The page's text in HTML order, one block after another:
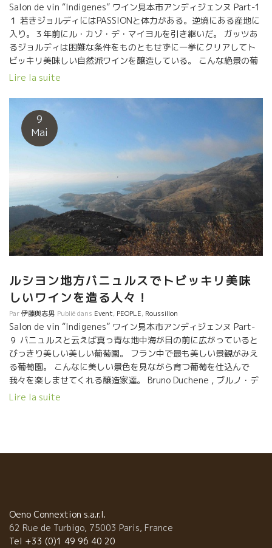
Salon de vin “Indigenes” ワイン見本市アンディジェンヌ Part-1
１ 若きジョルディにはPASSIONと体力がある。逆境にある産地に
入り。３年前にル・カゾ・デ・マイヨルを引き継いだ。 ガッツあ
るジョルディは困難な条件をものともせずに一挙にクリアしてト
ビッキリ美味しい自然派ワインを醸造している。 こんな絶景の葡
萄園なら厳しい傾斜の仕事も苦にならない。 樹齢が古く根っ子が
ミネラル感は他の地方では絶対にでない特徴を備えている。 ワイ
ンが濃くても、薄めでもスーット真っ直ぐに伸びていく爽やかさ
を与えてくれる。 Rose de Zazaロゼ・ド・ザザ 赤葡萄のシラー
品種と白葡萄のマルサンヌをプレスしたジュースを発酵させたロ
ゼ。 淡いロゼ色が美しくミネラル感でしめてあるスタイル。和食
にはピッタリ。 Comax Ethylix コマックス・エティリックス 同じ
く赤葡萄のシラー品種と白葡萄のマルサンヌ品種を３日間マセラ
ッションをやったワイン。 薄めの赤ワインと云う色合い、軽やか
な中にもシスト土壌のミネラルがキッチリ主張している真っ直ぐ
さがある。 Perpignanペルピニャンの夜は地元で有名な牛肉専門
レストランLe Divilル・ディヴィルにて 美味しい熟成肉とル・カ
ゾ・デ・マイヨルのLe SOULA ル・スラを合わせて堪能した。 肉
妙のマリアージュでした。 即、地元で認められるのは珍しい。
Lire la suite
9
Mai
ルシヨン地方バニュルスでトビッキリ美味
しいワインを造る人々！
Par伊藤與志男 Publié dans Event, PEOPLE, Roussillon
Salon de vin “Indigenes” ワイン見本市アンディジェンヌ Part-
９ バニュルスと云えば真っ青な地中海が目の前に広がっていると
びっきり美しい美しい葡萄園。 フラン中で最も美しい景観がみえ
る葡萄園。 こんなに美しい景色を見ながら育つ葡萄を仕込んで
我々を楽しませてくれる醸造家達。 Bruno Duchene , ブルノ・デ
ュシェンヌはブースを持っていないけど会場を歩き回って盛り上
ィ。天はル・カゾ・デ・マイヨルを捨てなかった。
Lire la suite
Oeno Connextion s.a.r.l.
62 Rue de Turbigo, 75003 Paris, France
Tel +33 (0)1 49 96 40 20